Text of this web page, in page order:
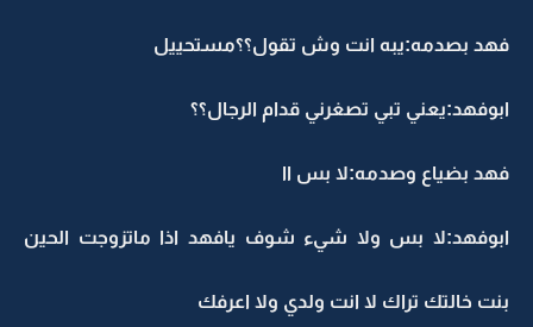
فهد بصدمه:يبه انت وش تقول؟؟مستحييل
ابوفهد:يعني تبي تصغرني قدام الرجال؟؟
فهد بضياع وصدمه:لا بس اا
ابوفهد:لا بس ولا شيء شوف يافهد اذا ماتزوجت الحين
بنت خالتك تراك لا انت ولدي ولا اعرفك